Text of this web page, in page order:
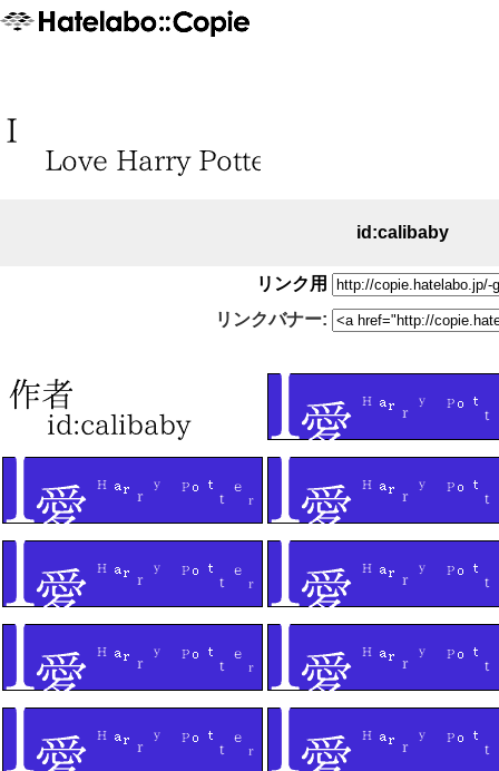
id:calibaby
リンク用
リンクバナー: